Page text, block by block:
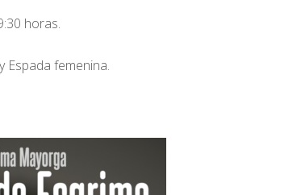
horas.
Espada femenina.